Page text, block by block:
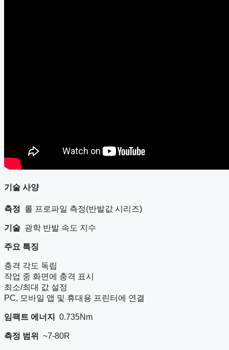
기술 사양
측정 롤 프로파일 측정(반발값 시리즈)
기술 광학 반발 속도 지수
주요 특징
충격 각도 독립
작업 중 화면에 충격 표시
최소/최대 값 설정
PC, 모바일 앱 및 휴대용 프린터에 연결
임팩트 에너지 0.735Nm
측정 범위 ~7-80R